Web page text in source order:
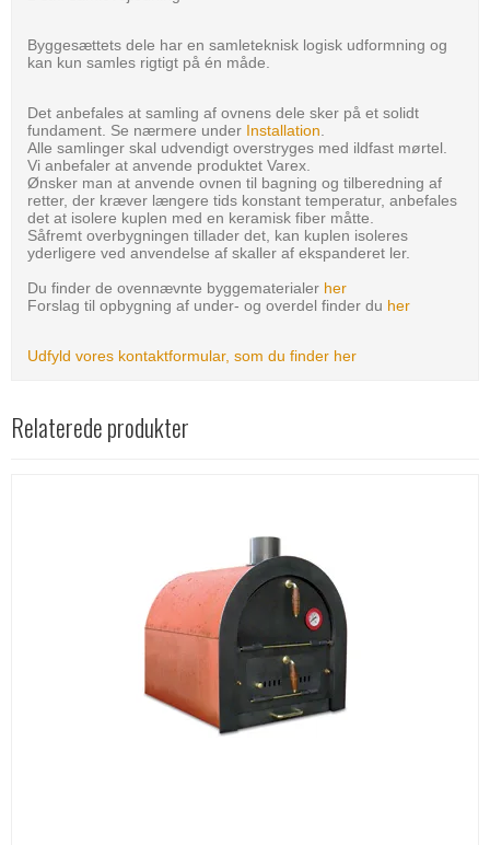
Byggesættets dele har en samleteknisk logisk udformning og
kan kun samles rigtigt på én måde.
Det anbefales at samling af ovnens dele sker på et solidt
fundament. Se nærmere under Installation
Alle samlinger skal udvendigt overstryges med ildfast mørtel.
Vi anbefaler at anvende produktet Varex.
Ønsker man at anvende ovnen til bagning og tilberedning af
retter, der kræver længere tids konstant temperatur, anbefales
det at isolere kuplen med en keramisk fiber måtte.
Såfremt overbygningen tillader det, kan kuplen isoleres
yderligere ved anvendelse af skaller af ekspanderet ler.
Du finder de ovennævnte byggematerialer her
Forslag til opbygning af under- og overdel finder du her
Udfyld vores kontaktformular, som du finder her
Relaterede produkter